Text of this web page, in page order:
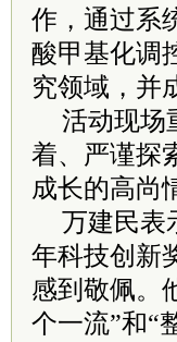
作，通过系
酸甲基化调
究领域，并
活动现场
着、严谨探
成长的高尚
万建民表
年科技创新
感到敬佩。
个一流”和“